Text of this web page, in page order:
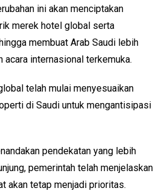
ini akan menciptakan
merek hotel global serta
membuat Arab Saudi lebih
internasional terkemuka.
telah mulai menyesuaikan
di Saudi untuk mengantisipasi
pendekatan yang lebih
pemerintah telah menjelaskan
akan tetap menjadi prioritas.